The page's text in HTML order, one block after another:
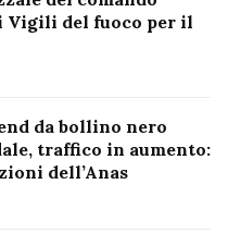
Vigili del fuoco per il
da bollino nero
traffico in aumento:
dell’Anas